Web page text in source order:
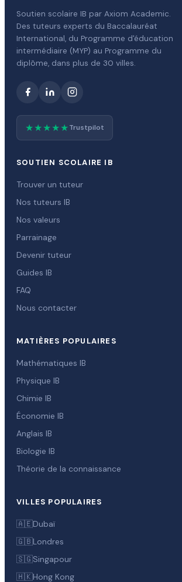
Soutien scolaire IB par Axiom Academic.
Des tuteurs experts du Baccalauréat
International, du Programme d'éducation
intermédiaire (MYP) au Programme du
diplôme, dans plus de 30 villes.
★★★★★Trustpilot
SOUTIEN SCOLAIRE IB
Trouver un tuteur
Nos tuteurs IB
Nos valeurs
Parrainage
Devenir tuteur
Guides IB
FAQ
Nous contacter
MATIÈRES POPULAIRES
Mathématiques IB
Physique IB
Chimie IB
Économie IB
Anglais IB
Biologie IB
Théorie de la connaissance
VILLES POPULAIRES
🇦🇪Dubaï
🇬🇧Londres
🇸🇬Singapour
🇭🇰Hong Kong